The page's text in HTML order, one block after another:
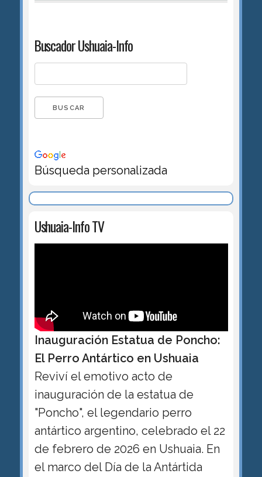
Buscador Ushuaia-Info
Búsqueda personalizada
Ushuaia-Info TV
Inauguración Estatua de Poncho:
El Perro Antártico en Ushuaia
Reviví el emotivo acto de
inauguración de la estatua de
"Poncho", el legendario perro
antártico argentino, celebrado el 22
de febrero de 2026 en Ushuaia. En
el marco del Día de la Antártida